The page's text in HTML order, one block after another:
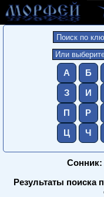
А Б
З И
П Р
Ц Ч
Сонник:
Результаты поиска